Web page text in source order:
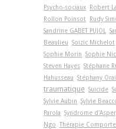
Psycho-sociaux
Robert
Rollon Poinsot
Rudy
Sandrine GABET PUJOL
Beaulieu Soizic Michelot
Sophie Morin Sophie
Steven Hayes Stéphane
Hahusseau Stéphany
traumatique Suicide
Sylvie Aubin Sylvie
Parola Syndrome
Ngo Thérapie